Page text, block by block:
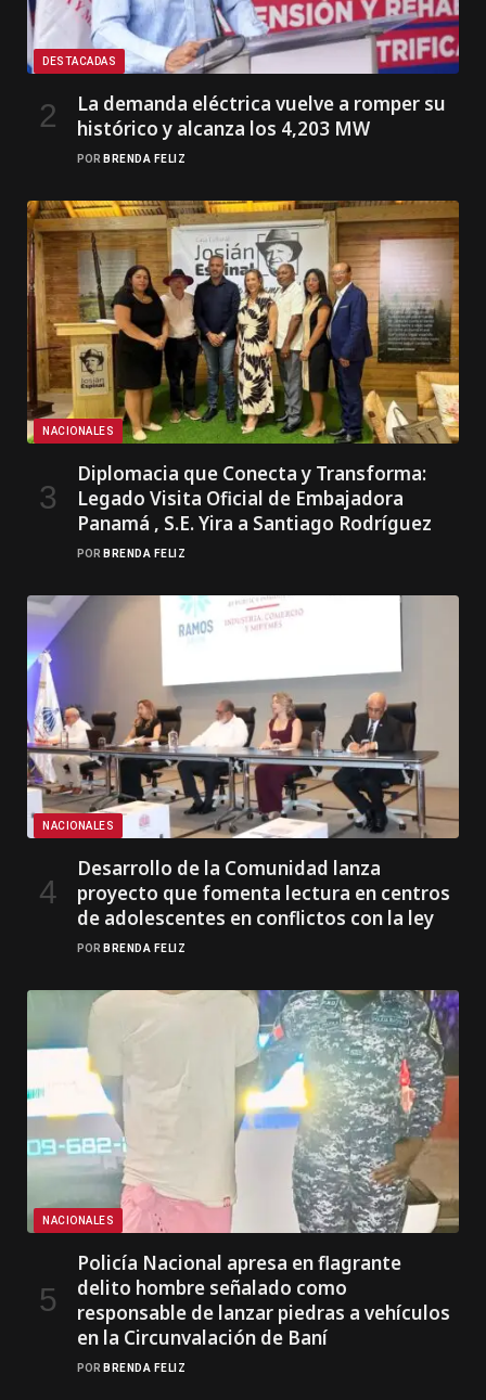
DESTACADAS
La demanda eléctrica vuelve a romper su
histórico y alcanza los 4,203 MW
POR BRENDA FELIZ
NACIONALES
Diplomacia que Conecta y Transforma:
Legado Visita Oficial de Embajadora
Panamá , S.E. Yira a Santiago Rodríguez
POR BRENDA FELIZ
NACIONALES
Desarrollo de la Comunidad lanza
proyecto que fomenta lectura en centros
de adolescentes en conflictos con la ley
POR BRENDA FELIZ
NACIONALES
Policía Nacional apresa en flagrante
delito hombre señalado como
responsable de lanzar piedras a vehículos
en la Circunvalación de Baní
POR BRENDA FELIZ